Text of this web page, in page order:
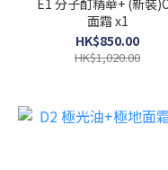
E1 分子酊精華+ (新裝
面霜 x1
HK$850.00
HK$1,020.00